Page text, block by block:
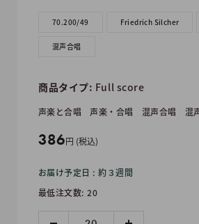
70.200/49 Friedrich Silcher
混声合唱
商品タイプ: Full score
声楽と合唱 声楽・合唱 混声合唱 混
販
価
格
386円 (税込)
お届け予定日 : 約３週間
最低注文数: 20